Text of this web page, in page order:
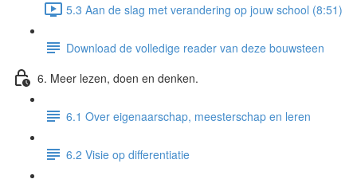
5.3 Aan de slag met verandering op jouw school (8:51)
Download de volledige reader van deze bouwsteen
6. Meer lezen, doen en denken.
6.1 Over eigenaarschap, meesterschap en leren
6.2 Visie op differentiatie